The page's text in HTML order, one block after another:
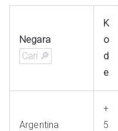
Negara
K
o
d
e
Argentina
+
5